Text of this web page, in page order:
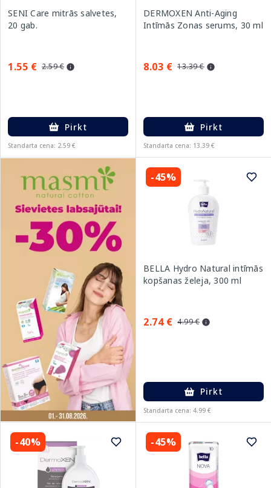
SENI Care mitrās salvetes,
20 gab.
1.55 € 2.59 €
Pirkt
Standarta cena: 2.59 €
DERMOXEN Anti-Aging
Intīmās Zonas serums, 30 ml
8.03 € 13.39 €
Pirkt
Standarta cena: 13.39 €
-45%
BELLA Hydro Natural intīmās
kopšanas želeja, 300 ml
2.74 € 4.99 €
Pirkt
Standarta cena: 4.99 €
-40% -45%